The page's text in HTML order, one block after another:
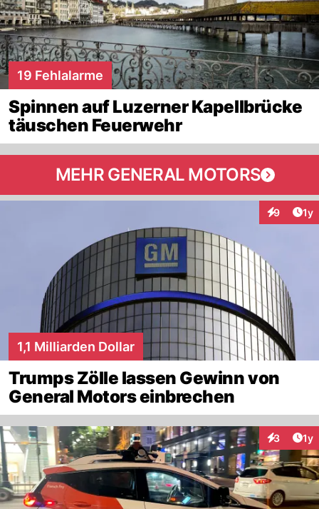
19 Fehlalarme
Spinnen auf Luzerner Kapellbrücke
täuschen Feuerwehr
MEHR GENERAL MOTORS
9 1y
1,1 Milliarden Dollar
Trumps Zölle lassen Gewinn von
General Motors einbrechen
3 1y